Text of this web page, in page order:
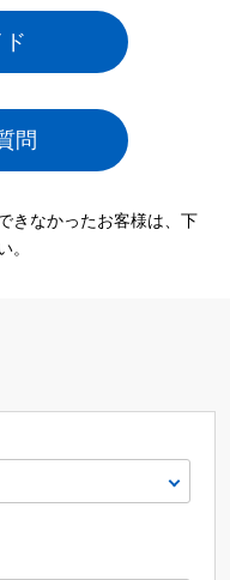
問
きなかったお客様は、下
。